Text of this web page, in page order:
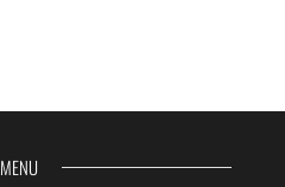
MENU